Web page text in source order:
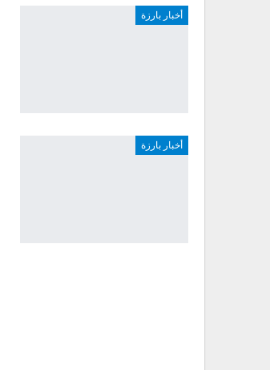
أخبار بارزة
أخبار بارزة